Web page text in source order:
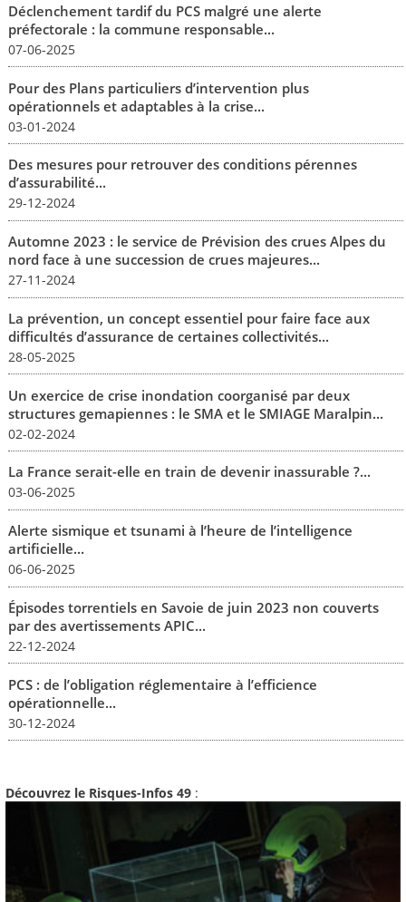
Déclenchement tardif du PCS malgré une alerte
préfectorale : la commune responsable...
07-06-2025
Pour des Plans particuliers d’intervention plus
opérationnels et adaptables à la crise...
03-01-2024
Des mesures pour retrouver des conditions pérennes
d’assurabilité...
29-12-2024
Automne 2023 : le service de Prévision des crues Alpes du
nord face à une succession de crues majeures...
27-11-2024
La prévention, un concept essentiel pour faire face aux
difficultés d’assurance de certaines collectivités...
28-05-2025
Un exercice de crise inondation coorganisé par deux
structures gemapiennes : le SMA et le SMIAGE Maralpin...
02-02-2024
La France serait-elle en train de devenir inassurable ?...
03-06-2025
Alerte sismique et tsunami à l’heure de l’intelligence
artificielle...
06-06-2025
Épisodes torrentiels en Savoie de juin 2023 non couverts
par des avertissements APIC...
22-12-2024
PCS : de l’obligation réglementaire à l’efficience
opérationnelle...
30-12-2024
Découvrez le Risques-Infos 49 :